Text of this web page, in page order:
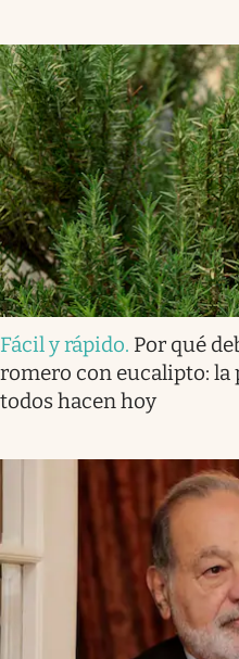
Fácil y rápido. Por qué
romero con eucalipto: la
todos hacen hoy